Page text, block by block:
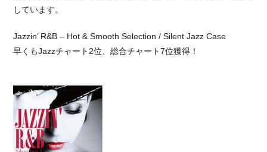
しています。
Jazzin’ R&B – Hot & Smooth Selection / Silent Jazz Case
早くもJazzチャート2位、総合チャート7位獲得！